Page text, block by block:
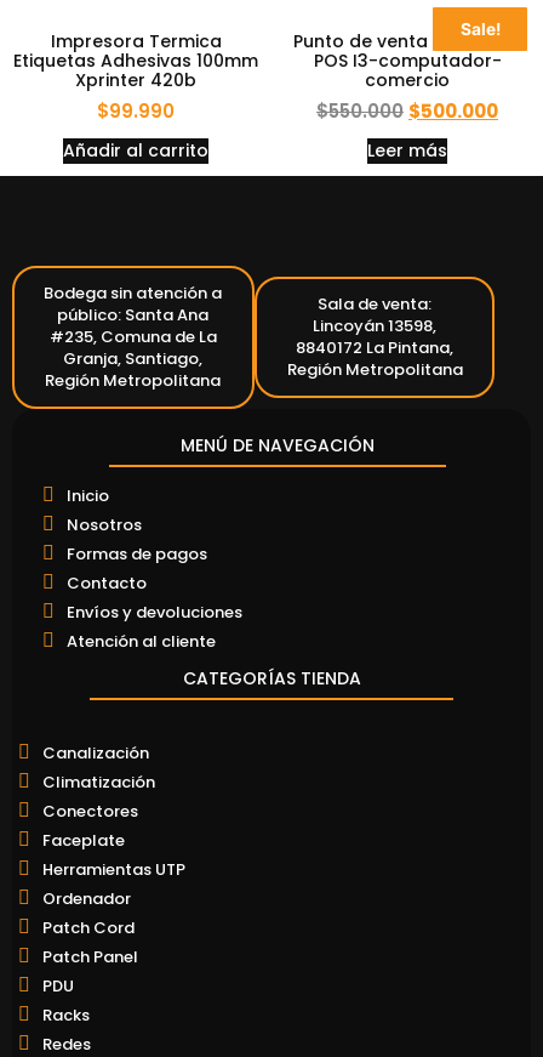
Impresora Termica
Etiquetas Adhesivas 100mm
Xprinter 420b
$99.990
Añadir al carrito
Sale!
Punto de venta táctil 15,6″
POS I3-computador-
comercio
$550.000 $500.000
Leer más
Bodega sin atención a
público: Santa Ana
#235, Comuna de La
Granja, Santiago,
Región Metropolitana
Sala de venta:
Lincoyán 13598,
8840172 La Pintana,
Región Metropolitana
MENÚ DE NAVEGACIÓN
Inicio
Nosotros
Formas de pagos
Contacto
Envíos y devoluciones
Atención al cliente
CATEGORÍAS TIENDA
Canalización
Climatización
Conectores
Faceplate
Herramientas UTP
Ordenador
Patch Cord
Patch Panel
PDU
Racks
Redes